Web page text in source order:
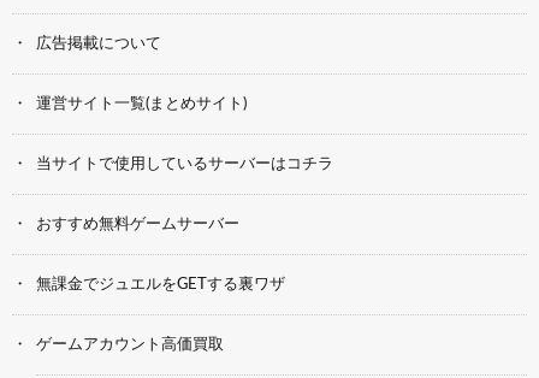
広告掲載について
運営サイト一覧(まとめサイト)
当サイトで使用しているサーバーはコチラ
おすすめ無料ゲームサーバー
無課金でジュエルをGETする裏ワザ
ゲームアカウント高価買取